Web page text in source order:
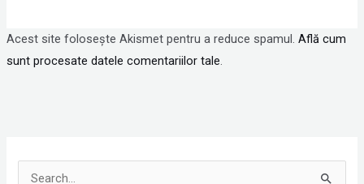
Acest site folosește Akismet pentru a reduce spamul. Află cum
sunt procesate datele comentariilor tale.